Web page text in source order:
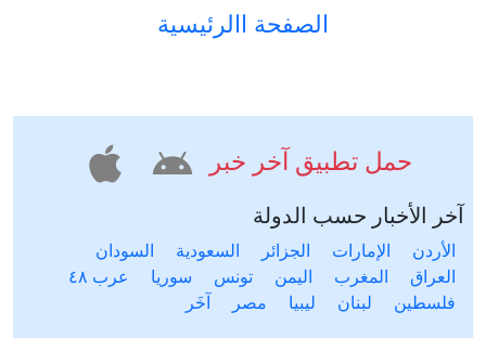
الصفحة االرئيسية
حمل تطبيق آخر خبر
آخر الأخبار حسب الدولة
الأردن الإمارات الجزائر السعودية
السودان
العراق
المغرب اليمن تونس سوريا
عرب ٤٨
فلسطين
لبنان ليبيا مصر آخَر